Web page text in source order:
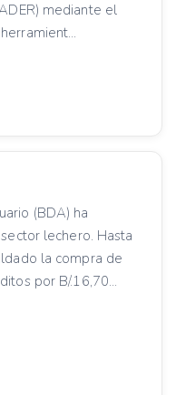
mediante el
(BDA) ha
lechero. Hasta
la compra de
por B/.16,70...